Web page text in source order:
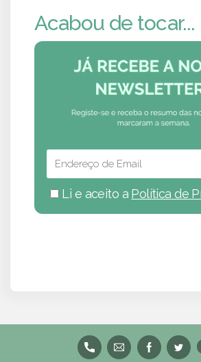
Acabou de tocar...
Li e aceito a Política de